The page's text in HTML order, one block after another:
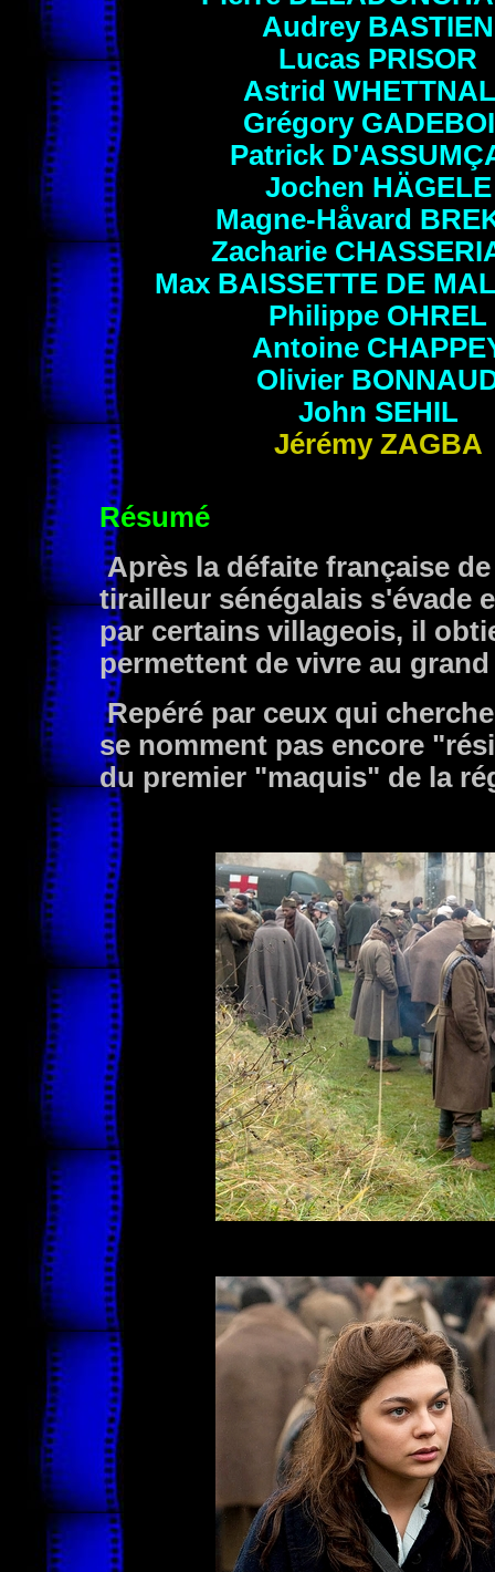
Audrey BASTIEN
Lucas PRISOR
Astrid
Grégory
Patrick
Jochen HÄGELE
Magne-Håvard
Zacharie
Max BAISSETTE DE
Philippe OHREL
Antoine
Olivier
John SEHIL
Jérémy ZAGBA
Résumé
Après la défaite française
tirailleur sénégalais s'évade
par certains villageois, il
permettent de vivre au
Repéré par ceux qui
se nomment pas encore
du premier "maquis" de la